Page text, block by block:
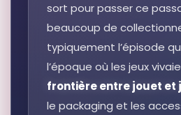
RÉSULTAT RAKUTEN
Sun Runner -
Superchargers
9,90 EUR
Voir sur Rakuten →
sort pour passer ce
beaucoup de
typiquement l’épisode
l’époque où les jeux
frontière entre jouet et
le packaging et les